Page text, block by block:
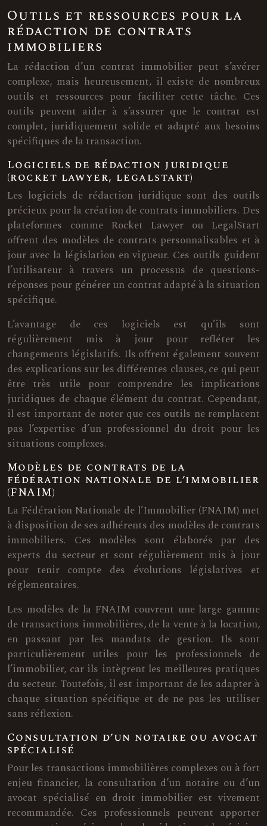
Outils et ressources pour la
rédaction de contrats
immobiliers
La rédaction d’un contrat immobilier peut s’avérer
complexe, mais heureusement, il existe de nombreux
outils et ressources pour faciliter cette tâche. Ces
outils peuvent aider à s’assurer que le contrat est
complet, juridiquement solide et adapté aux besoins
spécifiques de la transaction.
Logiciels de rédaction juridique
(rocket lawyer, legalstart)
Les logiciels de rédaction juridique sont des outils
précieux pour la création de contrats immobiliers. Des
plateformes comme Rocket Lawyer ou LegalStart
offrent des modèles de contrats personnalisables et à
jour avec la législation en vigueur. Ces outils guident
l’utilisateur à travers un processus de questions-
réponses pour générer un contrat adapté à la situation
spécifique.
L’avantage de ces logiciels est qu’ils sont
régulièrement mis à jour pour refléter les
changements législatifs. Ils offrent également souvent
des explications sur les différentes clauses, ce qui peut
être très utile pour comprendre les implications
juridiques de chaque élément du contrat. Cependant,
il est important de noter que ces outils ne remplacent
pas l’expertise d’un professionnel du droit pour les
situations complexes.
Modèles de contrats de la
fédération nationale de l’immobilier
(FNAIM)
La Fédération Nationale de l’Immobilier (FNAIM) met
à disposition de ses adhérents des modèles de contrats
immobiliers. Ces modèles sont élaborés par des
experts du secteur et sont régulièrement mis à jour
pour tenir compte des évolutions législatives et
réglementaires.
Les modèles de la FNAIM couvrent une large gamme
de transactions immobilières, de la vente à la location,
en passant par les mandats de gestion. Ils sont
particulièrement utiles pour les professionnels de
l’immobilier, car ils intègrent les meilleures pratiques
du secteur. Toutefois, il est important de les adapter à
chaque situation spécifique et de ne pas les utiliser
sans réflexion.
Consultation d’un notaire ou avocat
spécialisé
Pour les transactions immobilières complexes ou à fort
enjeu financier, la consultation d’un notaire ou d’un
avocat spécialisé en droit immobilier est vivement
recommandée. Ces professionnels peuvent apporter